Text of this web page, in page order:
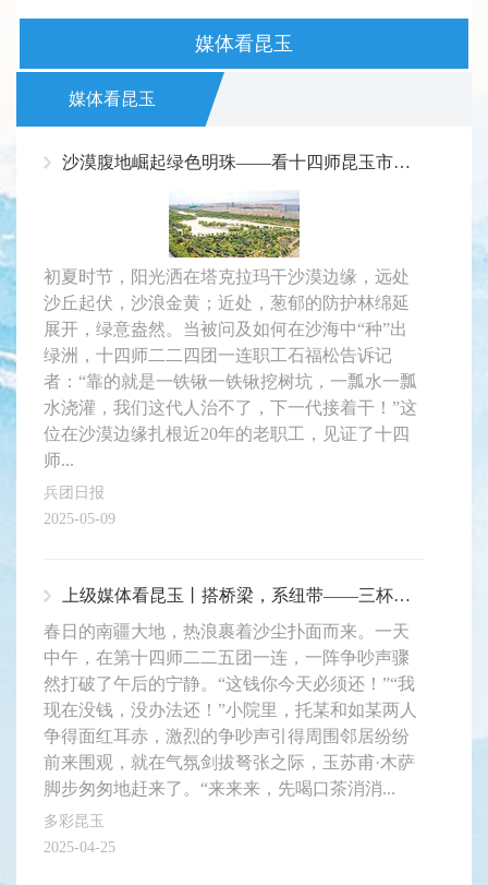
媒体看昆玉
媒体看昆玉
沙漠腹地崛起绿色明珠——看十四师昆玉市如何探索防沙治沙“昆玉”模式
初夏时节，阳光洒在塔克拉玛干沙漠边缘，远处
沙丘起伏，沙浪金黄；近处，葱郁的防护林绵延
展开，绿意盎然。当被问及如何在沙海中“种”出
绿洲，十四师二二四团一连职工石福松告诉记
者：“靠的就是一铁锹一铁锹挖树坑，一瓢水一瓢
水浇灌，我们这代人治不了，下一代接着干！”这
位在沙漠边缘扎根近20年的老职工，见证了十四
师...
兵团日报
2025-05-09
上级媒体看昆玉丨搭桥梁，系纽带——三杯茶水化纠纷
春日的南疆大地，热浪裹着沙尘扑面而来。一天
中午，在第十四师二二五团一连，一阵争吵声骤
然打破了午后的宁静。“这钱你今天必须还！”“我
现在没钱，没办法还！”小院里，托某和如某两人
争得面红耳赤，激烈的争吵声引得周围邻居纷纷
前来围观，就在气氛剑拔弩张之际，玉苏甫·木萨
脚步匆匆地赶来了。“来来来，先喝口茶消消...
多彩昆玉
2025-04-25